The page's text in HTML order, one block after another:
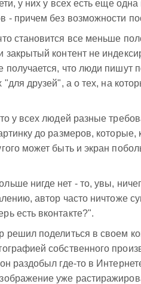
у них у всех есть еще
- причем без возможности
становится все меньше
закрытый контент не
получается, что люди пишут
"для друзей", а о тех, на
у всех людей разные
до размеров, которые,
может быть и экран
нигде нет - то, увы,
автор часто ничтоже
есть вконтакте?".
решил поделиться в своем
собственного
раздобыл где-то в
уже